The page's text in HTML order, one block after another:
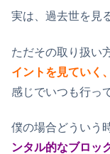
実は、過去世を見
ただその取り扱い
イントを見ていく
感じでいつも行っ
僕の場合どういう
ンタル的なブロッ